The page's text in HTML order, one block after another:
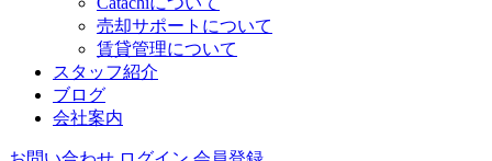
売却サポートについて
賃貸管理について
スタッフ紹介
ブログ
会社案内